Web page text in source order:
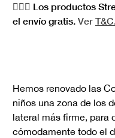
🏋🏻‍♀️ Los productos
el envío gratis. Ver
Hemos renovado las
niños una zona de los
lateral más firme, para
cómodamente todo el